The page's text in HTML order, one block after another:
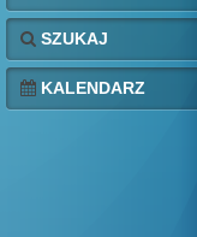
SZUKAJ
KALENDARZ